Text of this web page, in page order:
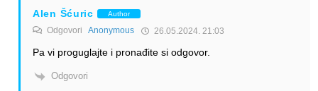
Alen Šćuric Author
Odgovori Anonymous 26.05.2024. 21:03
Pa vi proguglajte i pronađite si odgovor.
Odgovori